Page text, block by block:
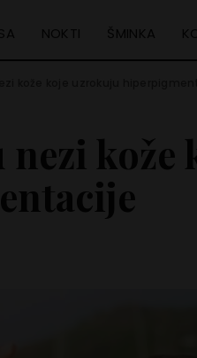
NOKTI ŠMINKA
nezi